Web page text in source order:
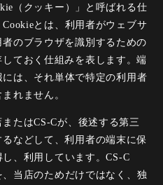
（クッキー）」と呼ばれる仕
とは、利用者がウェブサ
のブラウザを識別するための
ておく仕組みを表します。端
は、それ単体で特定の利用者
れません。
たはCS-Cが、後述する第三
などして、利用者の端末に保
、利用しています。CS-C
当店のためだけではなく、独